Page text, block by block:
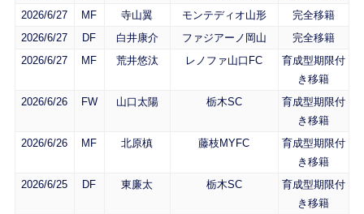
2026/6/27
MF 寺山翼 モンテディオ山形
完全移籍
2026/6/27
DF 白井康介 ファジアーノ岡山
完全移籍
2026/6/27
MF 荒井悠汰 レノファ山口FC
育成型期限付
き移籍
2026/6/26
FW 山口太陽 栃木SC
育成型期限付
き移籍
2026/6/26
MF 北原槙 藤枝MYFC
育成型期限付
き移籍
2026/6/25
DF 東廉太 栃木SC
育成型期限付
き移籍